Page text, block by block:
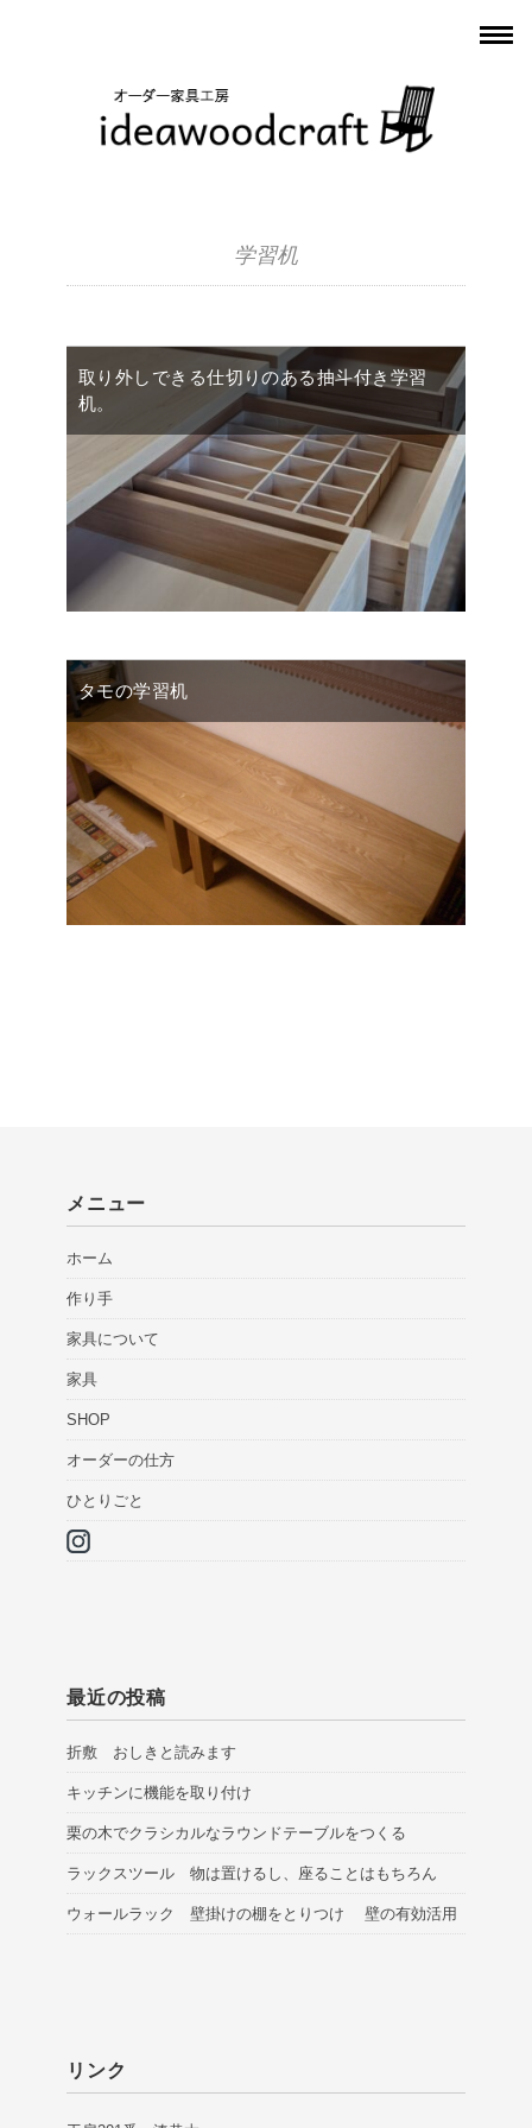
学習机
取り外しできる仕切りのある抽斗付き学習
机。
タモの学習机
メニュー
ホーム
作り手
家具について
家具
SHOP
オーダーの仕方
ひとりごと
最近の投稿
折敷 おしきと読みます
キッチンに機能を取り付け
栗の木でクラシカルなラウンドテーブルをつくる
ラックスツール 物は置けるし、座ることはもちろん
ウォールラック 壁掛けの棚をとりつけ 壁の有効活用
リンク